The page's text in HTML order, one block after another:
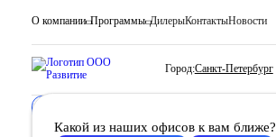
О компании Программы ДилерыКонтактыНовости
Город:Санкт-Петербург
Какой из наших офисов к вам ближе?